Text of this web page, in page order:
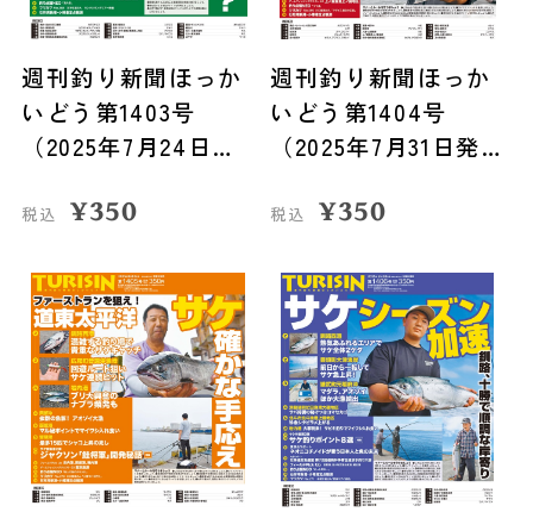
週刊釣り新聞ほっか
いどう第1403号
（2025年7月24日発
税込 ¥350
週刊釣り新聞ほっか
いどう第1404号
（2025年7月31日発
税込 ¥350